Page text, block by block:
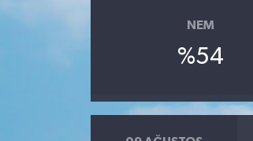
NEM
%54